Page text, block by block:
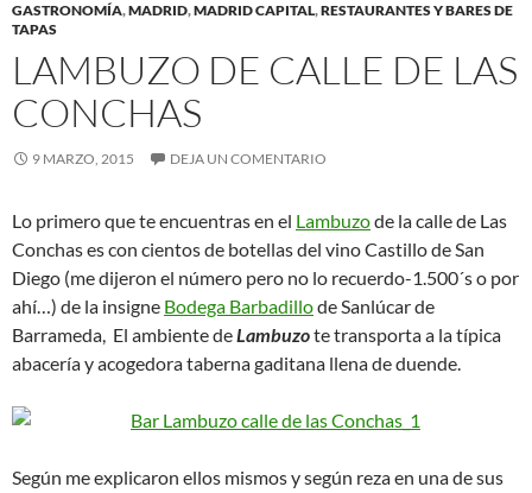
GASTRONOMÍA,MADRID,MADRID CAPITAL,RESTAURANTES Y BARES DE
TAPAS
LAMBUZO DE CALLE DE LAS
CONCHAS
9 MARZO, 2015 DEJA UN COMENTARIO
Lo primero que te encuentras en el Lambuzode la calle de Las
Conchas es con cientos de botellas del vino Castillo de San
Diego (me dijeron el número pero no lo recuerdo-1.500´s o por
ahí…) de la insigne Bodega Barbadillode Sanlúcar de
Barrameda, El ambiente deLambuzote transporta a la típica
abacería y acogedora taberna gaditana llena de duende.
Según me explicaron ellos mismos y según reza en una de sus